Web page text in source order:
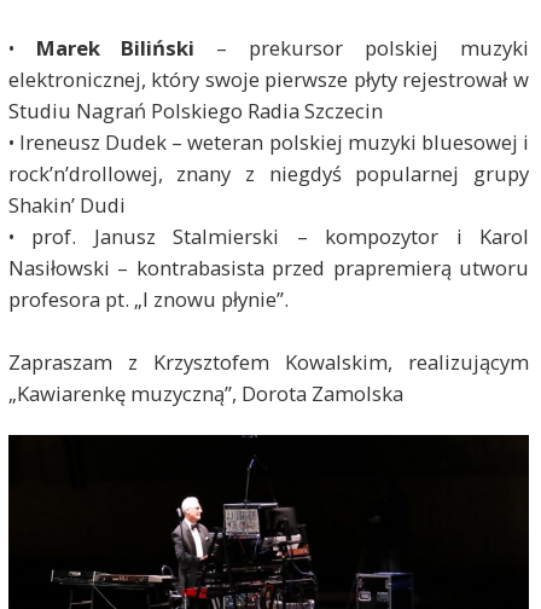
• Marek Biliński – prekursor polskiej muzyki
elektronicznej, który swoje pierwsze płyty rejestrował w
Studiu Nagrań Polskiego Radia Szczecin
• Ireneusz Dudek – weteran polskiej muzyki bluesowej i
rock’n’drollowej, znany z niegdyś popularnej grupy
Shakin’ Dudi
• prof. Janusz Stalmierski – kompozytor i Karol
Nasiłowski – kontrabasista przed prapremierą utworu
profesora pt. „I znowu płynie”.
Zapraszam z Krzysztofem Kowalskim, realizującym
„Kawiarenkę muzyczną”, Dorota Zamolska